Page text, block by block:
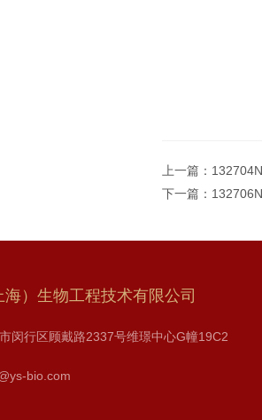
上一篇：
下一篇：
）生物工程技术有限公司
闵行区顾戴路2337号维璟中心G幢19C2
bio.com